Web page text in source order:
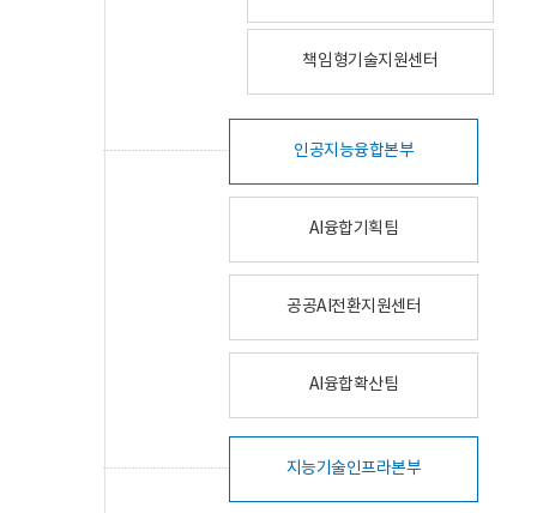
책임형기술지원센터
인공지능융합본부
AI융합기획팀
공공AI전환지원센터
AI융합확산팀
지능기술인프라본부